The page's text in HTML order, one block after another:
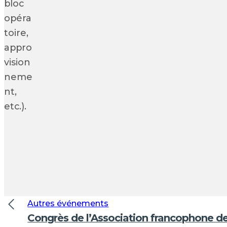
bloc
opéra
toire,
appro
vision
neme
nt,
etc.).
Autres événements
Congrès de l’Association francophone